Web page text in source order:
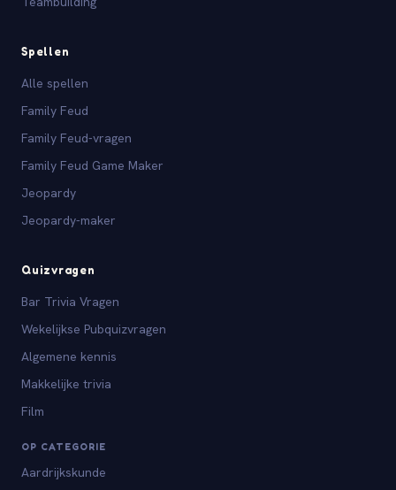
Spellen
Alle spellen
Family Feud
Family Feud-vragen
Family Feud Game Maker
Jeopardy
Jeopardy-maker
Quizvragen
Bar Trivia Vragen
Wekelijkse Pubquizvragen
Algemene kennis
Makkelijke trivia
Film
OP CATEGORIE
Aardrijkskunde